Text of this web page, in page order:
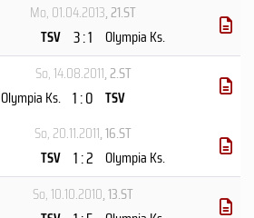
Mo, 01.04.2013, 21.ST
TSV 3 : 1 Olympia Ks.
So, 14.08.2011, 2.ST
Olympia Ks. 1 : 0 TSV
So, 20.11.2011, 16.ST
TSV 1 : 2 Olympia Ks.
So, 10.10.2010, 13.ST